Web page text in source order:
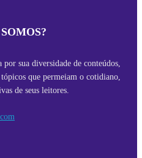
sua diversidade de conteúdos,
que permeiam o cotidiano,
de seus leitores.